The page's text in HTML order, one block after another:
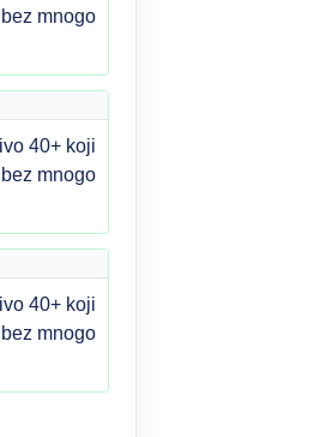
mnogo
40+ koji
mnogo
40+ koji
mnogo